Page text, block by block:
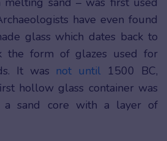
have even found
glass which dates back to
the form of glazes used for
It was not until 1500 BC,
hollow glass container was
a sand core with a layer of